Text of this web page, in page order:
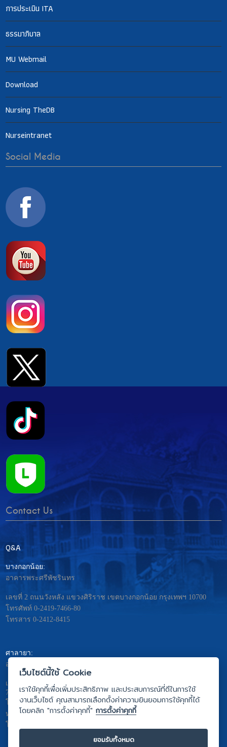
การประเมิน ITA
ธรรมาภิบาล
MU Webmail
Download
Nursing TheDB
Nurseintranet
Social Media
Contact Us
Q&A
บางกอกน้อย:
อาคารพระศรีพัชรินทร
เลขที่ 2 ถนนวังหลัง แขวงศิริราช เขตบางกอกน้อย กรุงเทพฯ 10700
โทรศัพท์ 0-2419-7466-80
โทรสาร 0-2412-8415
ศาลายา:
อาคารมหิดลอดุลยเดช – พระศรีนครินทร
เลขที่ 999 ถ.พุทธมณฑลสาย4 ต. ศาลายา อ.พุทธมณฑล จ.นครปฐม
73170
โทรศัพท์ 0-2441-5333
หรือ 0-2441-5275 ถึง 81
โทรสาร 0-2441-5442
เว็บไซต์นี้ใช้ Cookie
เราใช้คุกกี้เพื่อเพิ่มประสิทธิภาพ และประสบการณ์ที่ดีในการใช้
งานเว็บไซต์ คุณสามารถเลือกตั้งค่าความยินยอมการใช้คุกกี้ได้
โดยคลิก "การตั้งค่าคุกกี้"การตั้งค่าคุกกี้
ยอมรับทั้งหมด